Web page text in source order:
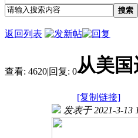
搜索
返回列表
查看: 4620|回复: 0从美
[复制链接]
发表于 2021-3-13